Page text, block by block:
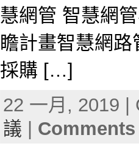
慧網管 智慧網
瞻計畫智慧網
採購 […]
22 一月, 2019
議